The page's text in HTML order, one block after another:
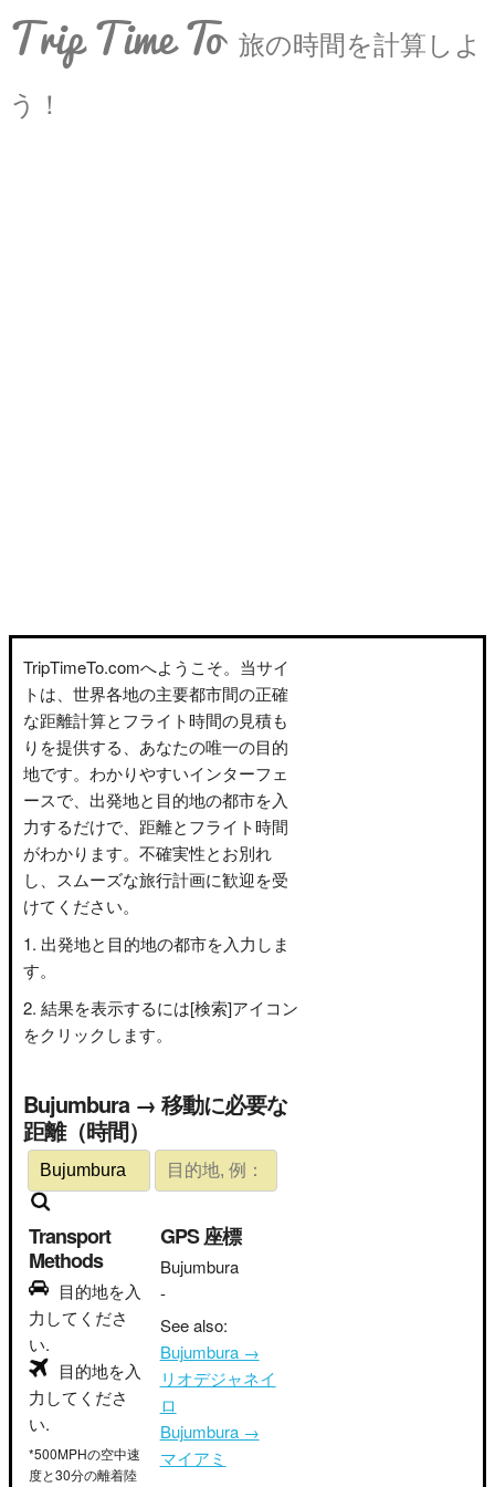
Trip Time To 旅の時間を計算しよ
う！
TripTimeTo.comへようこそ。当サイ
トは、世界各地の主要都市間の正確
な距離計算とフライト時間の見積も
りを提供する、あなたの唯一の目的
地です。わかりやすいインターフェ
ースで、出発地と目的地の都市を入
力するだけで、距離とフライト時間
がわかります。不確実性とお別れ
し、スムーズな旅行計画に歓迎を受
けてください。
出発地と目的地の都市を入力しま
す。
結果を表示するには[検索]アイコン
をクリックします。
Bujumbura → 移動に必要な
距離（時間）
Transport
Methods
目的地を入
力してくださ
い.
目的地を入
力してくださ
い.
*500MPHの空中速
度と30分の離着陸
GPS 座標
Bujumbura
-
See also:
Bujumbura →
リオデジャネイ
ロ
Bujumbura →
マイアミ